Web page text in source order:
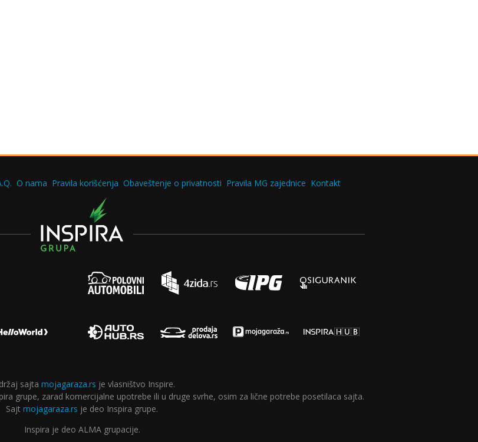
O nama Pravila korišćenja Obaveštenje o privatnosti Pravila MG zajednice Kontakt
sajta mojagaraza.rs je vlasništvo Inspire.
grupe, zarad komercijalne upotrebe ili u druge svrhe, osim za lične potrebe posetilaca sajta.
Sajt mojagaraza.rs je deo Inspira grupe.
Inspira je deo ALMA grupacije.